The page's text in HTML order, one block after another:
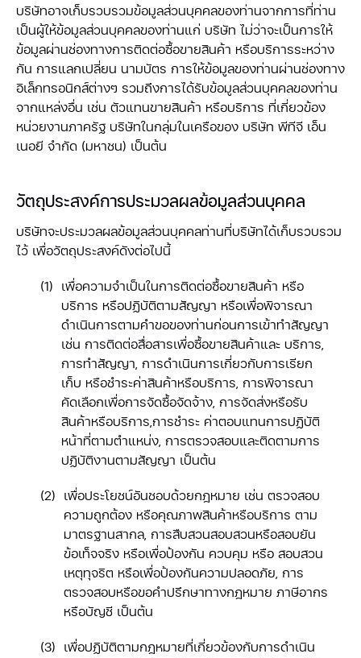
บริษัทอาจเก็บรวบรวมข้อมูลส่วนบุคคลของท่านจากการที่ท่าน
เป็นผู้ให้ข้อมูลส่วนบุคคลของท่านแก่ บริษัท ไม่ว่าจะเป็นการให้
ข้อมูลผ่านช่องทางการติดต่อซื้อขายสินค้า หรือบริการระหว่าง
กัน การแลกเปลี่ยน นามบัตร การให้ข้อมูลของท่านผ่านช่องทาง
อิเล็กทรอนิกส์ต่างๆ รวมถึงการได้รับข้อมูลส่วนบุคคลของท่าน
จากแหล่งอื่น เช่น ตัวแทนขายสินค้า หรือบริการ ที่เกี่ยวข้อง
หน่วยงานภาครัฐ บริษัทในกลุ่มในเครือของ บริษัท พีทีจี เอ็น
เนอยี จำกัด (มหาชน) เป็นต้น
วัตถุประสงค์การประมวลผลข้อมูลส่วนบุคคล
บริษัทจะประมวลผลข้อมูลส่วนบุคคลท่านที่บริษัทได้เก็บรวบรวม
ไว้ เพื่อวัตถุประสงค์ดังต่อไปนี้
เพื่อความจำเป็นในการติดต่อซื้อขายสินค้า หรือ
บริการ หรือปฏิบัติตามสัญญา หรือเพื่อพิจารณา
ดำเนินการตามคำขอของท่านก่อนการเข้าทำสัญญา
เช่น การติดต่อสื่อสารเพื่อซื้อขายสินค้าและ บริการ,
การทำสัญญา, การดำเนินการเกี่ยวกับการเรียก
เก็บ หรือชำระค่าสินค้าหรือบริการ, การพิจารณา
คัดเลือกเพื่อการจัดซื้อจัดจ้าง, การจัดส่งหรือรับ
สินค้าหรือบริการ,การชำระ ค่าตอบแทนการปฏิบัติ
หน้าที่ตามตำแหน่ง, การตรวจสอบและติดตามการ
ปฏิบัติงานตามสัญญา เป็นต้น
เพื่อประโยชน์อันชอบด้วยกฎหมาย เช่น ตรวจสอบ
ความถูกต้อง หรือคุณภาพสินค้าหรือบริการ ตาม
มาตรฐานสากล, การสืบสวนสอบสวนหรือสอบยัน
ข้อเท็จจริง หรือเพื่อป้องกัน ควบคุม หรือ สอบสวน
เหตุทุจริต หรือเพื่อป้องกันความปลอดภัย, การ
ตรวจสอบหรือขอคำปรึกษาทางกฎหมาย ภาษีอากร
หรือบัญชี เป็นต้น
เพื่อปฏิบัติตามกฎหมายที่เกี่ยวข้องกับการดำเนิน